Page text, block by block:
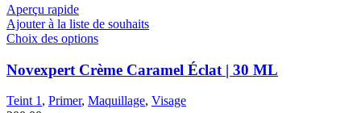
Aperçu rapide
Ajouter à la liste de souhaits
Choix des optionsCe
a
plusieurs
variations.
Les
Novexpert Crème Caramel Éclat | 30 ML
Teint 1 , Primer, Maquillage, Visage